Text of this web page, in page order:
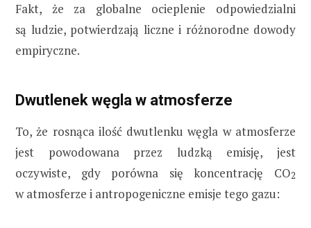
Fakt, że za globalne ocieplenie odpowiedzialni
są ludzie, potwierdzają liczne i różnorodne dowody
empiryczne.
Dwutlenek węgla w atmosferze
To, że rosnąca ilość dwutlenku węgla w atmosferze
jest powodowana przez ludzką emisję, jest
oczywiste, gdy porówna się koncentrację CO2
w atmosferze i antropogeniczne emisje tego gazu: